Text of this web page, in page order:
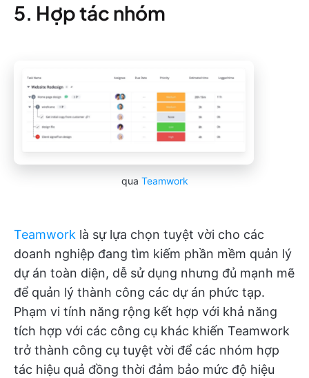
5. Hợp tác nhóm
qua Teamwork
Teamwork là sự lựa chọn tuyệt vời cho các
doanh nghiệp đang tìm kiếm phần mềm quản lý
dự án toàn diện, dễ sử dụng nhưng đủ mạnh mẽ
để quản lý thành công các dự án phức tạp.
Phạm vi tính năng rộng kết hợp với khả năng
tích hợp với các công cụ khác khiến Teamwork
trở thành công cụ tuyệt vời để các nhóm hợp
tác hiệu quả đồng thời đảm bảo mức độ hiệu